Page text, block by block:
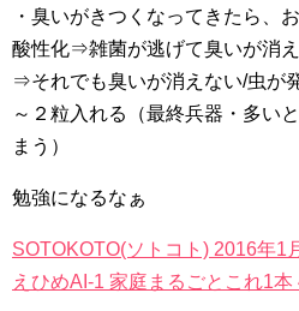
・臭いがきつくなってきたら、
酸性化⇒雑菌が逃げて臭いが消
⇒それでも臭いが消えない/虫が
～２粒入れる（最終兵器・多い
まう）
勉強になるなぁ
SOTOKOTO(ソトコト) 2016年1
えひめAI-1 家庭まるごとこれ1本